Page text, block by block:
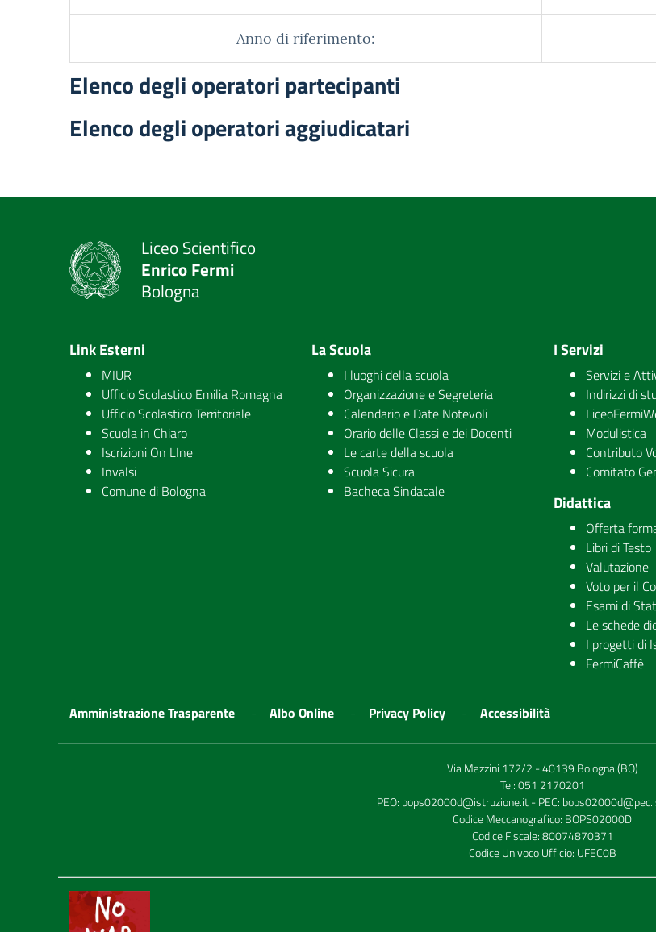
Anno di riferimento:
Elenco degli operatori partecipanti
Elenco degli operatori aggiudicatari
Liceo Scientifico
Enrico Fermi
Bologna
Link Esterni
MIUR
Ufficio Scolastico Emilia Romagna
Ufficio Scolastico Territoriale
Scuola in Chiaro
Iscrizioni On LIne
Invalsi
Comune di Bologna
La Scuola
I luoghi della scuola
Organizzazione e Segreteria
Calendario e Date Notevoli
Orario delle Classi e dei Docenti
Le carte della scuola
Scuola Sicura
Bacheca Sindacale
I Servizi
Servizi e
Indirizzi di
Modulistica
Contributo
Comitato
Didattica
Offerta
Libri di Testo
Valutazione
Voto per il
Esami di
Le schede
I progetti di
FermiCaffè
Amministrazione Trasparente Albo Online Privacy Policy Accessibilità
Via Mazzini 172/2 - 40139 Bologna (BO)
Tel:051 2170201
PEO: bops02000d@istruzione.it- PEC:
Codice Meccanografico: BOPS02000D
Codice Fiscale: 80074870371
Codice Univoco Ufficio: UFEC0B